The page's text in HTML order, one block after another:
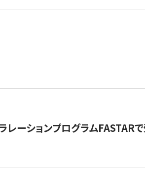
レーションプログラムFASTAR